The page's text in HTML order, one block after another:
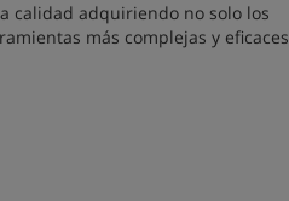
calidad adquiriendo no solo los
más complejas y eficaces